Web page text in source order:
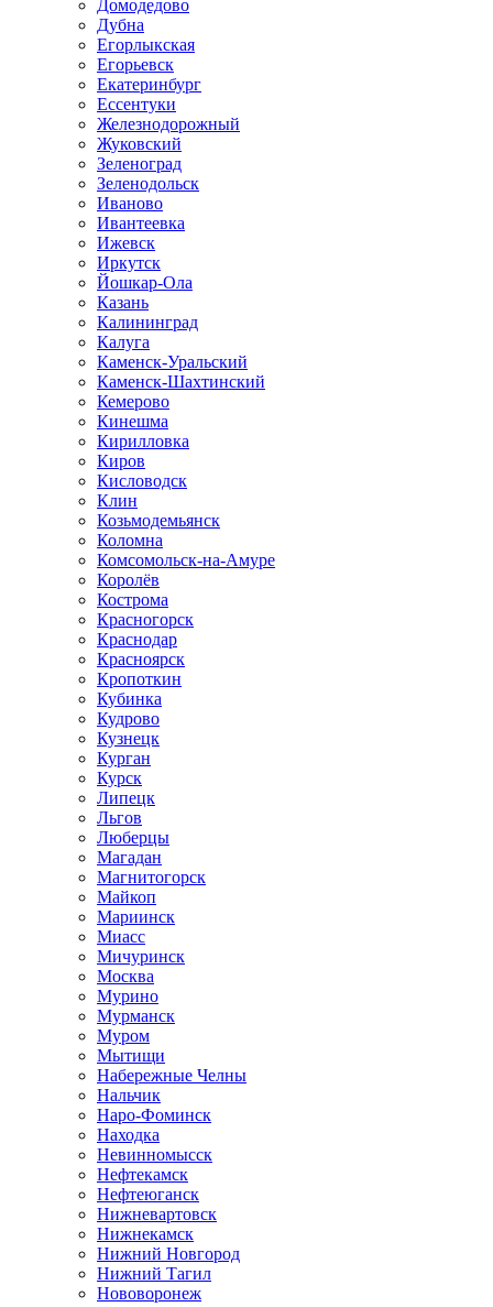
Домодедово
Дубна
Егорлыкская
Егорьевск
Екатеринбург
Ессентуки
Железнодорожный
Жуковский
Зеленоград
Зеленодольск
Иваново
Ивантеевка
Ижевск
Иркутск
Йошкар-Ола
Казань
Калининград
Калуга
Каменск-Уральский
Каменск-Шахтинский
Кемерово
Кинешма
Кирилловка
Киров
Кисловодск
Клин
Козьмодемьянск
Коломна
Комсомольск-на-Амуре
Королёв
Кострома
Красногорск
Краснодар
Красноярск
Кропоткин
Кубинка
Кудрово
Кузнецк
Курган
Курск
Липецк
Льгов
Люберцы
Магадан
Магнитогорск
Майкоп
Мариинск
Миасс
Мичуринск
Москва
Мурино
Мурманск
Муром
Мытищи
Набережные Челны
Нальчик
Наро-Фоминск
Находка
Невинномысск
Нефтекамск
Нефтеюганск
Нижневартовск
Нижнекамск
Нижний Новгород
Нижний Тагил
Нововоронеж